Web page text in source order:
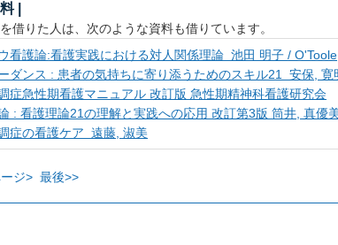
|
借りた人は、次のような資料も借りています。
看護論:看護実践における対人関係理論 池田 明子 /
ダンス : 患者の気持ちに寄り添うためのスキル21 安保, 寛
症急性期看護マニュアル 改訂版 急性期精神科看護研究会
: 看護理論21の理解と実践への応用 改訂第3版 筒井, 真優
症の看護ケア 遠藤, 淑美
ジ> 最後>>